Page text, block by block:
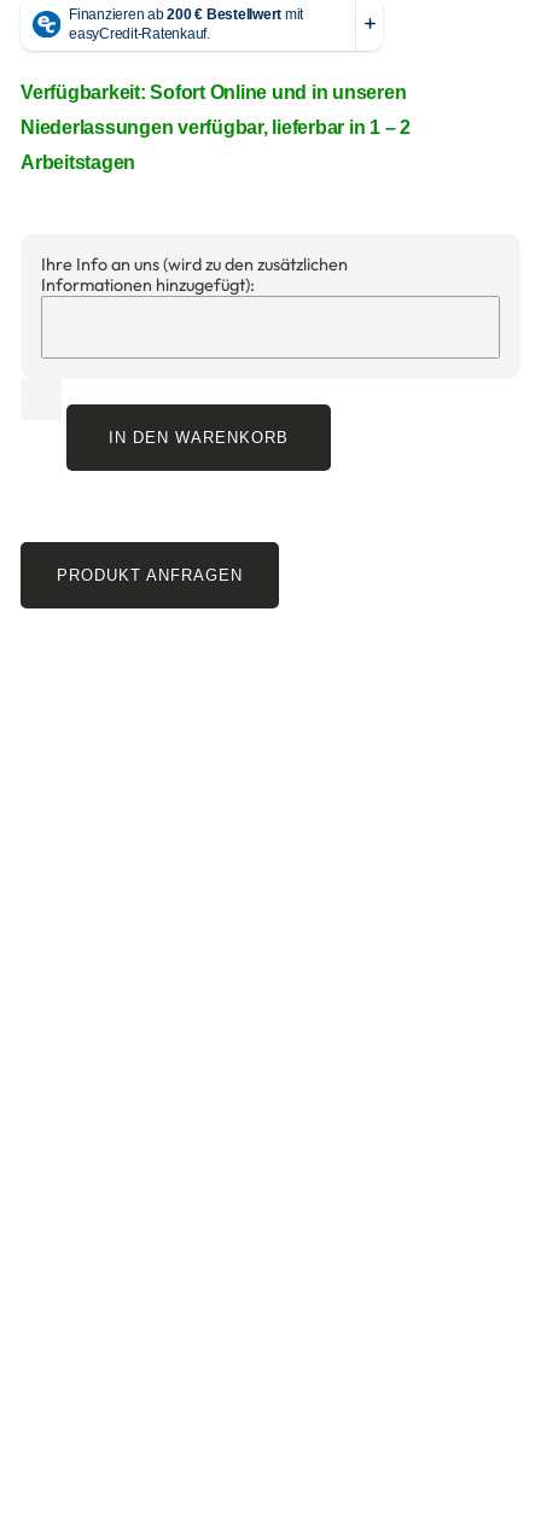
Verfügbarkeit: Sofort Online und in unseren
Niederlassungen verfügbar, lieferbar in 1 – 2
Arbeitstagen
Ihre Info an uns (wird zu den zusätzlichen
Informationen hinzugefügt):
IN DEN WARENKORB
PRODUKT ANFRAGEN